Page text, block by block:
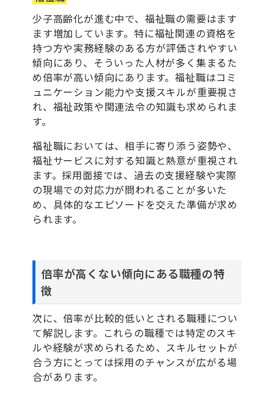
少子高齢化が進む中で、福祉職の需要はます
ます増加しています。特に福祉関連の資格を
持つ方や実務経験のある方が評価されやすい
傾向にあり、そういった人材が多く集まるた
め倍率が高い傾向にあります。福祉職はコミ
ュニケーション能力や支援スキルが重要視さ
れ、福祉政策や関連法令の知識も求められま
す。
福祉職においては、相手に寄り添う姿勢や、
福祉サービスに対する知識と熱意が重視され
ます。採用面接では、過去の支援経験や実際
の現場での対応力が問われることが多いた
め、具体的なエピソードを交えた準備が求め
られます。
倍率が高くない傾向にある職種の特
徴
次に、倍率が比較的低いとされる職種につい
て解説します。これらの職種では特定のスキ
ルや経験が求められるため、スキルセットが
合う方にとっては採用のチャンスが広がる場
合があります。